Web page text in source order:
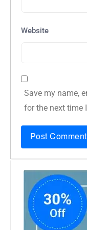
Website
Save my name,
for the next time